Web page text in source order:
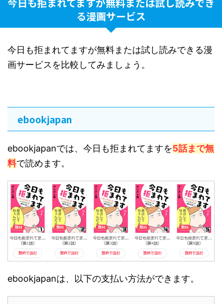
今日も拒まれてますが無料または試し読みでき
る漫画サービス
今日も拒まれてますが無料または試し読みできる漫
画サービスを比較してみましょう。
ebookjapan
ebookjapanでは、今日も拒まれてますを5話まで無
料で読めます。
ebookjapanは、以下の支払い方法ができます。